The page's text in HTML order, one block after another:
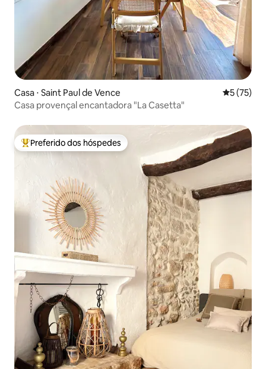
Casa ⋅ Saint Paul de Vence 5 de uma
5 (75)
Casa provençal encantadora "La Casetta"
Entre os melhores preferidos dos hóspedes
Preferido dos hóspedes